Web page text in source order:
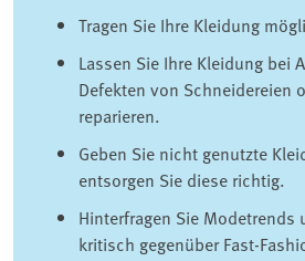
Tragen Sie Ihre Kleidung
Lassen Sie Ihre Kleidung bei
Defekten von Schneidereien
reparieren.
Geben Sie nicht genutzte
entsorgen Sie diese richtig.
Hinterfragen Sie Modetrends
kritisch gegenüber Fast-